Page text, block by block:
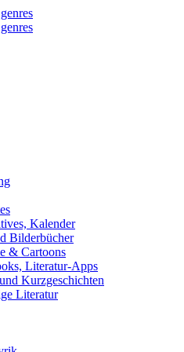
Kalender
Bilderbücher
& Cartoons
Literatur-Apps
Kurzgeschichten
Literatur